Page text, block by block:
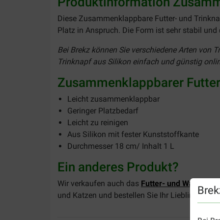
Diese Zusammenklappbare Futter- und
Platz in Anspruch. Die Form ist sehr stabil
Bei Brekz können Sie verschiedene Arten von
Trinknapf aus Silikon einfach und günstig
Zusammenklappbarer
Leicht zusammenklappbar
Geringer Platzbedarf
Leicht zu reinigen
Aus Silikon mit fester Kunststoffkante
Durchmesser 18 cm/ Inhalt 1 L
Ein anderes Produkt?
Wir verkaufen auch das Futter- und
und Katzen und bestellen Sie Ihr